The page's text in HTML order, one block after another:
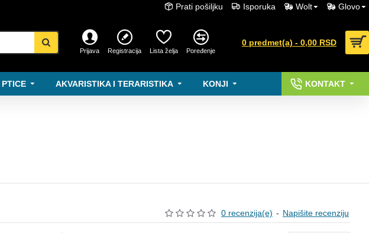
Prati pošiljku Isporuka Wolt Glovo
Prijava Registracija Lista želja Poređenje
0 predmet(a) - 0,00 RSD
PTICE AKVARISTIKA I TERARISTIKA KONJI KONTAKT
0 recenzija(e) - Napišite recenziju